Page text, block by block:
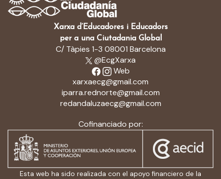
Xarxa d’Educadores i Educadors
per a una Ciutadania Global
C/ Tàpies 1-3 08001 Barcelona
@EcgXarxa
Web
xarxaecg@gmail.com
iparra.rednorte@gmail.com
redandaluzaecg@gmail.com
Cofinanciado por:
Esta web ha sido realizada con el apoyo financiero de la